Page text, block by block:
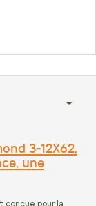
3-12X62,
une
conçue pour la